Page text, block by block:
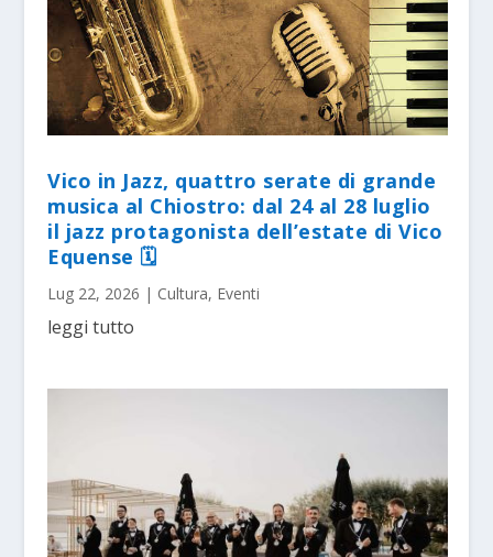
Vico in Jazz, quattro serate di grande
musica al Chiostro: dal 24 al 28 luglio
il jazz protagonista dell’estate di Vico
Equense 🗓
Lug 22, 2026 | Cultura, Eventi
leggi tutto